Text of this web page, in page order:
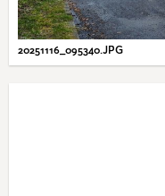
20251116_095340.JPG